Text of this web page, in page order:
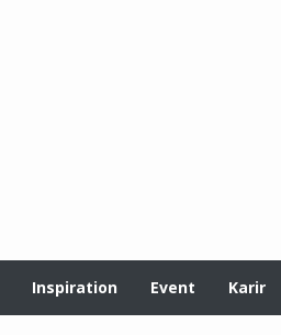
Inspiration Event Karir